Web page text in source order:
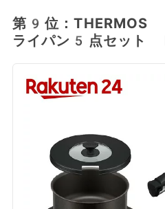
第9位：THERMOS
ライパン5点セッ